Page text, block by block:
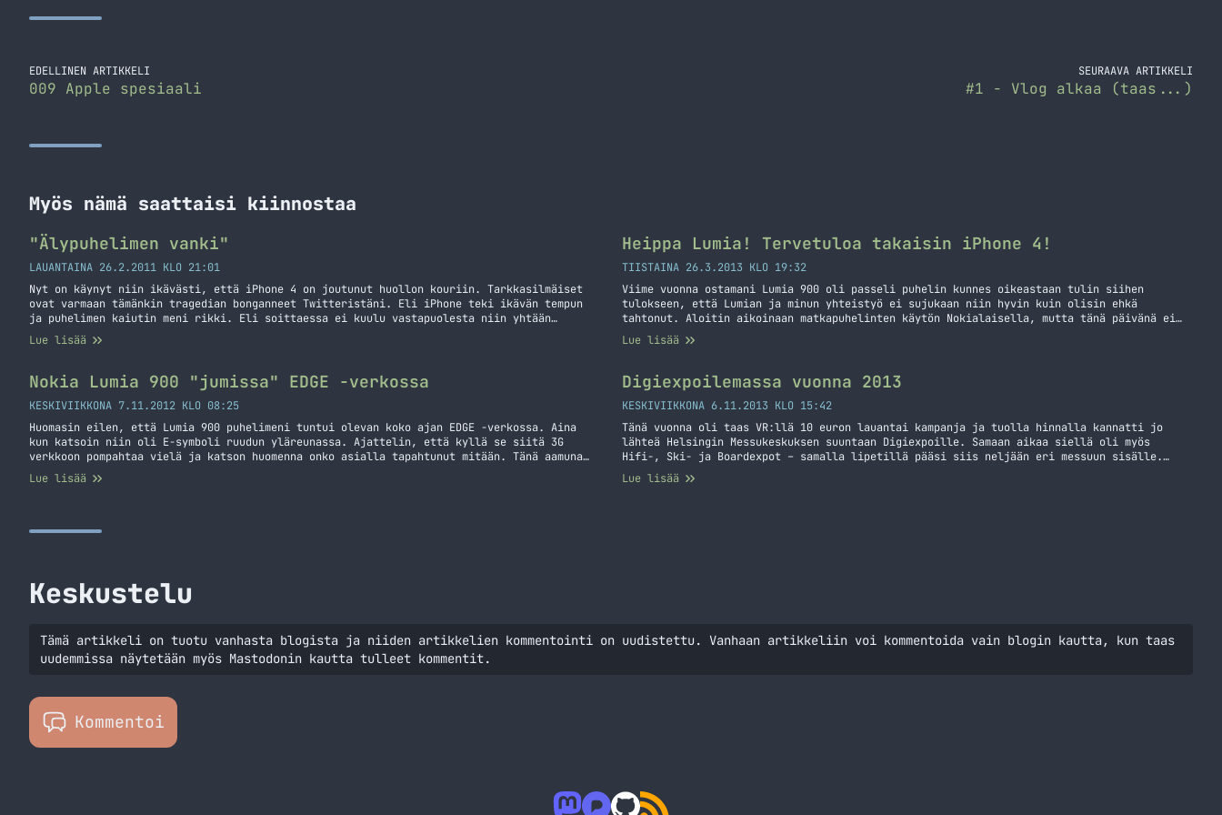
EDELLINEN ARTIKKELI
009 Apple spesiaali
SEURAAVA ARTIKKELI
#1 - Vlog alkaa (taas...)
Myös nämä saattaisi kiinnostaa
"Älypuhelimen vanki"
LAUANTAINA 26.2.2011 KLO 21:01
Nyt on käynyt niin ikävästi, että iPhone 4 on joutunut huollon kouriin. Tarkkasilmäiset
ovat varmaan tämänkin tragedian bonganneet Twitteristäni. Eli iPhone teki ikävän tempun
ja puhelimen kaiutin meni rikki. Eli soittaessa ei kuulu vastapuolesta niin yhtään
mitään. Muutenhan puhelin toimii normaalisti. Syytäkään tälle ilmiölle ei löytynyt, joten
huoltoonhan tämä piti kiikuttaa. Eli tässä kirjoituksessa tulen… Jatka lukemista
Lue lisää
Heippa Lumia! Tervetuloa takaisin iPhone 4!
TIISTAINA 26.3.2013 KLO 19:32
Viime vuonna ostamani Lumia 900 oli passeli puhelin kunnes oikeastaan tulin siihen
tulokseen, että Lumian ja minun yhteistyö ei sujukaan niin hyvin kuin olisin ehkä
tahtonut. Aloitin aikoinaan matkapuhelinten käytön Nokialaisella, mutta tänä päivänä ei
Nokia enää vakuuta minua. Tämä Lumia 900 puhelin olikin pieni kokeilu siitä voisinko
palata takaisin Nokian kelkkaan. Vastaus on siis… Jatka lukemista Heippa Lumia!
Lue lisää
Nokia Lumia 900 "jumissa" EDGE -verkossa
KESKIVIIKKONA 7.11.2012 KLO 08:25
Huomasin eilen, että Lumia 900 puhelimeni tuntui olevan koko ajan EDGE -verkossa. Aina
kun katsoin niin oli E-symboli ruudun yläreunassa. Ajattelin, että kyllä se siitä 3G
verkkoon pompahtaa vielä ja katson huomenna onko asialla tapahtunut mitään. Tänä aamuna
katsoin uudelleen ja siellähän se E-symboli nökötti omalla paikallaan ja 3G tai HDSPA
verkosta ei ollut tietoakaan.… Jatka lukemista Nokia Lumia 900 ”jumissa” EDGE -verkossa
Lue lisää
Digiexpoilemassa vuonna 2013
KESKIVIIKKONA 6.11.2013 KLO 15:42
Tänä vuonna oli taas VR:llä 10 euron lauantai kampanja ja tuolla hinnalla kannatti jo
lähteä Helsingin Messukeskuksen suuntaan Digiexpoille. Samaan aikaa siellä oli myös
Hifi-, Ski- ja Boardexpot – samalla lipetillä pääsi siis neljään eri messuun sisälle.
Tällä kertaa sainkin liput DNA:lta, joten iso kiitos heille vielä siitä! Voitte muuten
tutkailla Digiexpojen twiittivirtaani tuosta aiemmasta… Jatka lukemista Digiexpoilemassa
Lue lisää
Keskustelu
Tämä artikkeli on tuotu vanhasta blogista ja niiden artikkelien kommentointi on uudistettu. Vanhaan artikkeliin voi kommentoida vain blogin kautta, kun taas
uudemmissa näytetään myös Mastodonin kautta tulleet kommentit.
Kommentoi